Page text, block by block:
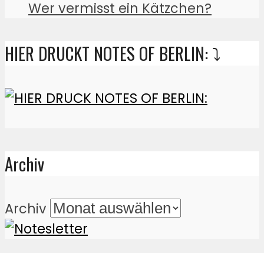
Wer vermisst ein Kätzchen?
HIER DRUCKT NOTES OF BERLIN: ⤵️
Archiv
Archiv